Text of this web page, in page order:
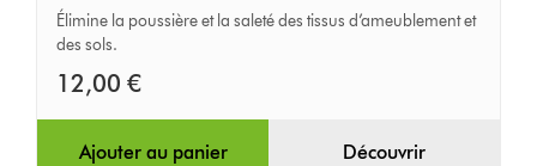
détachement
Élimine la poussière et la saleté des tissus d’ameublement et
des sols.
12,00 €
Ajouter au panier Découvrir